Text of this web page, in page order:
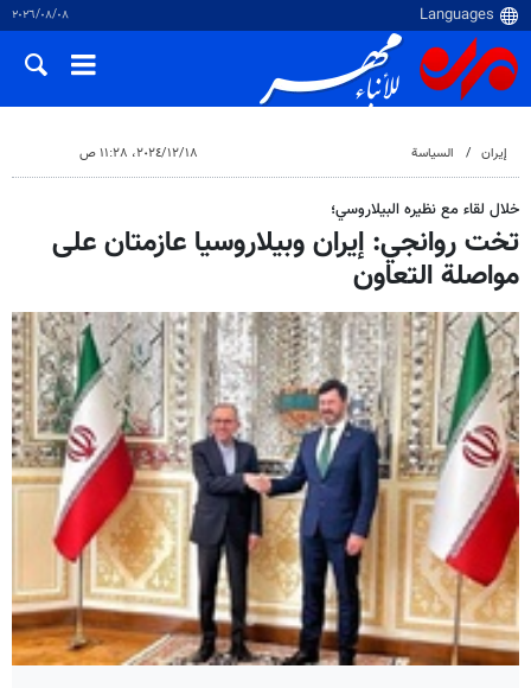
٠٨‏/٠٨‏/٢٠٢٦
إيران السياسة ١٨‏/١٢‏/٢٠٢٤، ١١:٢٨ ص
خلال لقاء مع نظيره البيلاروسي؛
تخت روانجي: إيران وبيلاروسيا عازمتان على
مواصلة التعاون